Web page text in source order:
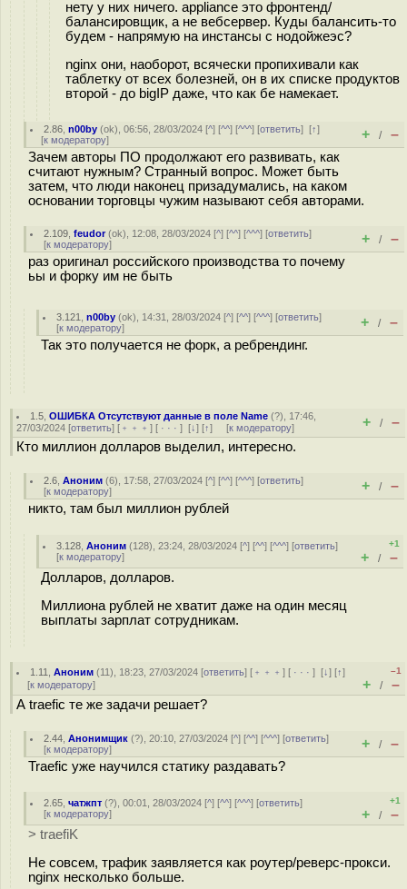
нету у них ничего. appliance это фронтенд/
балансировщик, а не вебсервер. Куды балансить-то
будем - напрямую на инстансы с нодойжеэс?
nginx они, наоборот, всячески пропихивали как
таблетку от всех болезней, он в их списке продуктов
второй - до bigIP даже, что как бе намекает.
2.86 ,n00by (ok), 06:56, 28/03/2024 [^] [^^] [^^^] [ответить][↑]
[к модератору] + / –
Зачем авторы ПО продолжают его развивать, как
считают нужным? Странный вопрос. Может быть
затем, что люди наконец призадумались, на каком
основании торговцы чужим называют себя авторами.
2.109 ,feudor(ok), 12:08, 28/03/2024 [^] [^^] [^^^] [ответить]
[к модератору] + / –
раз оригинал российского производства то почему
ьы и форку им не быть
3.121 ,n00by (ok), 14:31, 28/03/2024 [^] [^^] [^^^] [ответить]
[к модератору] + / –
Так это получается не форк, а ребрендинг.
1.5 ,ОШИБКА Отсутствуют данные в поле Name (?), 17:46,
27/03/2024 [ответить] [ ﹢﹢﹢ ] [ · · · ] [↓] [↑] [к модератору] + / –
Кто миллион долларов выделил, интересно.
2.6 ,Аноним (6), 17:58, 27/03/2024 [^] [^^] [^^^] [ответить]
[к модератору] + / –
никто, там был миллион рублей
3.128 ,Аноним (128), 23:24, 28/03/2024 [^] [^^] [^^^] [ответить]
[к модератору]
+1
+ / –
Долларов, долларов.
Миллиона рублей не хватит даже на один месяц
выплаты зарплат сотрудникам.
1.11 ,Аноним (11), 18:23, 27/03/2024 [ответить] [ ﹢﹢﹢] [ · · ·][↓] [↑]
[к модератору]
–1
+ / –
А traefic те же задачи решает?
2.44 ,Анонимщик (?), 20:10, 27/03/2024 [^] [^^] [^^^] [ответить]
[к модератору] + / –
Traefic уже научился статику раздавать?
2.65 ,чатжпт (?), 00:01, 28/03/2024 [^] [^^] [^^^] [ответить]
[к модератору]
+1
+ / –
> traefiK
Не совсем, трафик заявляется как роутер/реверс-прокси.
nginx несколько больше.